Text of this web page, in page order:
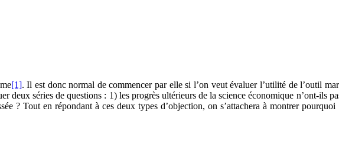
[1]. Il est donc normal de commencer par elle si l’on veut évaluer l’utilité de l’outil
deux séries de questions : 1) les progrès ultérieurs de la science économique n’ont-ils
? Tout en répondant à ces deux types d’objection, on s’attachera à montrer